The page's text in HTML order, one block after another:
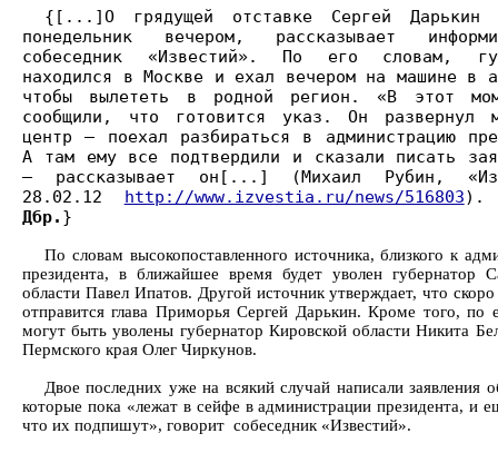
{[...]О грядущей отставке Сергей Дарькин
понедельник вечером, рассказывает
собеседник «Известий». По его словам,
находился в Москве и ехал вечером на машине в
чтобы вылететь в родной регион. «В этот
сообщили, что готовится указ. Он развернул
центр — поехал разбираться в администрацию
А там ему все подтвердили и сказали писать
— рассказывает он[...] (Михаил Рубин,
28.02.12 http://www.izvestia.ru/news/516803).
Дбр. }
По словам высокопоставленного источника, близкого к
президента, в ближайшее время будет уволен губернатор
области Павел Ипатов. Другой источник утверждает, что скоро
отправится глава Приморья Сергей Дарькин. Кроме того, по
могут быть уволены губернатор Кировской области Никита
Пермского края Олег Чиркунов.
Двое последних уже на всякий случай написали заявления
которые пока «лежат в сейфе в администрации президента, и
что их подпишут», говорит собеседник «Известий».